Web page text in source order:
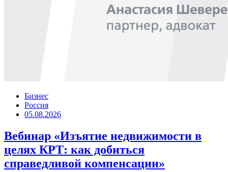
Бизнес
Россия
05.08.2026
Вебинар «Изъятие недвижимости в
целях КРТ: как добиться
справедливой компенсации»